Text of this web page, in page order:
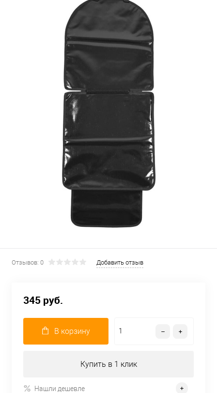
Отзывов: 0 Добавить отзыв
345 руб.
В корзину
Купить в 1 клик
Нашли дешевле